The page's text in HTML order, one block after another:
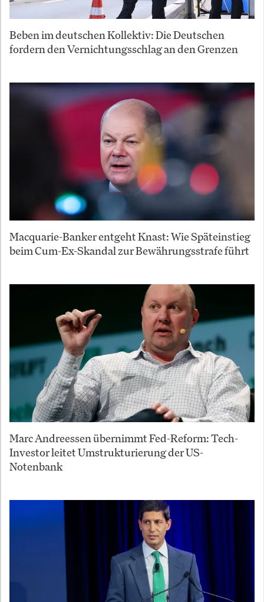
Beben im deutschen Kollektiv: Die Deutschen
fordern den Vernichtungsschlag an den Grenzen
Macquarie-Banker entgeht Knast: Wie Späteinstieg
beim Cum-Ex-Skandal zur Bewährungsstrafe führt
Marc Andreessen übernimmt Fed-Reform: Tech-
Investor leitet Umstrukturierung der US-
Notenbank